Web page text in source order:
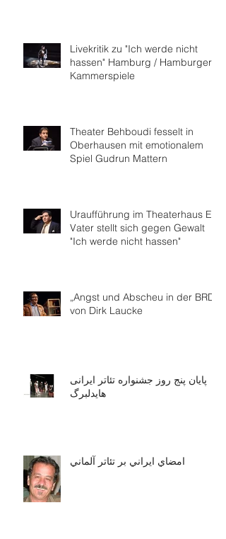
Livekritik zu "Ich werde nicht
hassen" Hamburg / Hamburger
Kammerspiele
Theater Behboudi fesselt in
Oberhausen mit emotionalem
Spiel Gudrun Mattern
Uraufführung im Theaterhaus Ein
Vater stellt sich gegen Gewalt
"Ich werde nicht hassen"
„Angst und Abscheu in der BRD“
von Dirk Laucke
پایان پنج روز جشنواره تئاتر ایرانی
هایدلبرگ
امضاي ايراني بر تئاتر آلماني